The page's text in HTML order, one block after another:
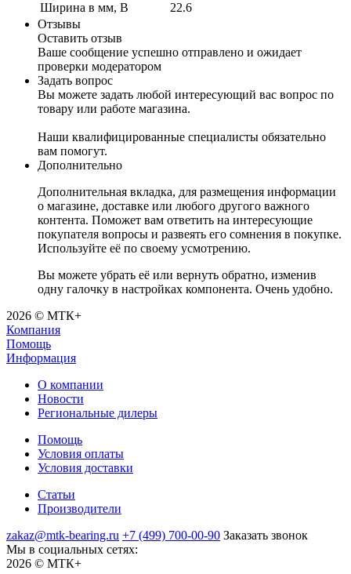
Ширина в мм, B
22.6
Отзывы
Оставить отзыв
Ваше сообщение успешно отправлено и ожидает
проверки модератором
Задать вопрос
Вы можете задать любой интересующий вас вопрос по
товару или работе магазина.
Наши квалифицированные специалисты обязательно
вам помогут.
Дополнительно
Дополнительная вкладка, для размещения информации
о магазине, доставке или любого другого важного
контента. Поможет вам ответить на интересующие
покупателя вопросы и развеять его сомнения в покупке.
Используйте её по своему усмотрению.
Вы можете убрать её или вернуть обратно, изменив
одну галочку в настройках компонента. Очень удобно.
2026 © МТК+
Компания
Помощь
Информация
О компании
Новости
Региональные дилеры
Помощь
Условия оплаты
Условия доставки
Статьи
Производители
zakaz@mtk-bearing.ru +7 (499) 700-00-90 Заказать звонок
Мы в социальных сетях:
2026 © МТК+